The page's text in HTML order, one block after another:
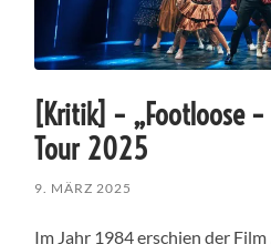
[Kritik] – „Footloose –
Tour 2025
9. MÄRZ 2025
Im Jahr 1984 erschien der